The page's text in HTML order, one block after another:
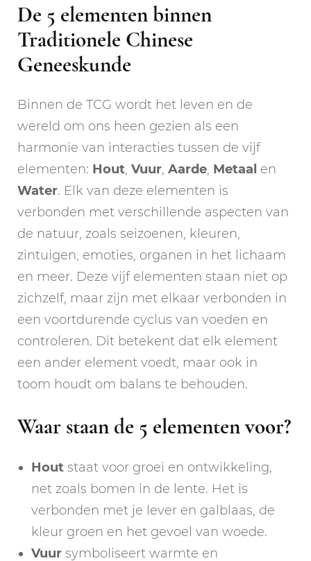
De 5 elementen binnen
Traditionele Chinese
Geneeskunde
Binnen de TCG wordt het leven en de
wereld om ons heen gezien als een
harmonie van interacties tussen de vijf
elementen: Hout, Vuur, Aarde, Metaal en
Water. Elk van deze elementen is
verbonden met verschillende aspecten van
de natuur, zoals seizoenen, kleuren,
zintuigen, emoties, organen in het lichaam
en meer. Deze vijf elementen staan niet op
zichzelf, maar zijn met elkaar verbonden in
een voortdurende cyclus van voeden en
controleren. Dit betekent dat elk element
een ander element voedt, maar ook in
toom houdt om balans te behouden.
Waar staan de 5 elementen voor?
Hout staat voor groei en ontwikkeling,
net zoals bomen in de lente. Het is
verbonden met je lever en galblaas, de
kleur groen en het gevoel van woede.
Vuur symboliseert warmte en